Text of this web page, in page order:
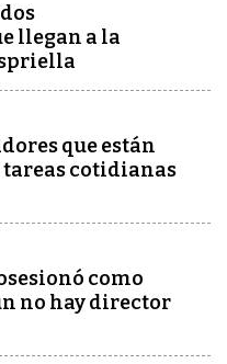
llegan a la
que están
cotidianas
como
no hay director